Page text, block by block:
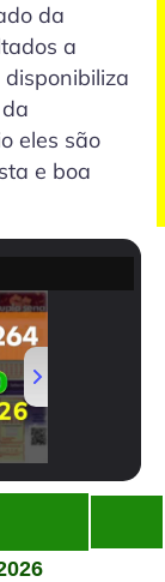
da
a
eles são
e boa